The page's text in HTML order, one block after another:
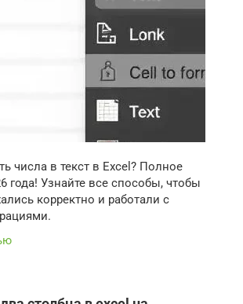
числа в текст в Excel? Полное
года! Узнайте все способы, чтобы
корректно и работали с